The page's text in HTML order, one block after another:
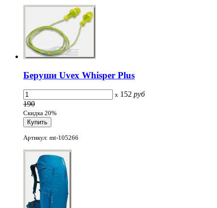
Беруши Uvex Whisper Plus
x 152 руб
190
Скидка 20%
Артикул: mt-105266